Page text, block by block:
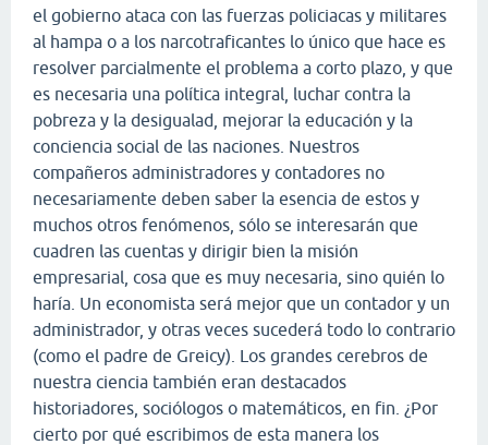
el gobierno ataca con las fuerzas policiacas y militares
al hampa o a los narcotraficantes lo único que hace es
resolver parcialmente el problema a corto plazo, y que
es necesaria una política integral, luchar contra la
pobreza y la desigualad, mejorar la educación y la
conciencia social de las naciones. Nuestros
compañeros administradores y contadores no
necesariamente deben saber la esencia de estos y
muchos otros fenómenos, sólo se interesarán que
cuadren las cuentas y dirigir bien la misión
empresarial, cosa que es muy necesaria, sino quién lo
haría. Un economista será mejor que un contador y un
administrador, y otras veces sucederá todo lo contrario
(como el padre de Greicy). Los grandes cerebros de
nuestra ciencia también eran destacados
historiadores, sociólogos o matemáticos, en fin. ¿Por
cierto por qué escribimos de esta manera los